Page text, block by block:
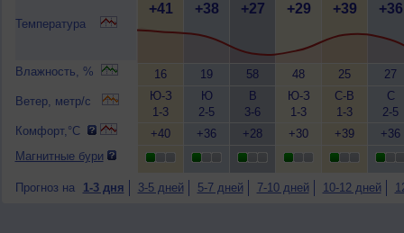
Температура
Влажность, %
Ветер, метр/с
Комфорт,°C
Магнитные бури
+41
16
Ю-З
1-3
+40
+38
19
Ю
2-5
+36
+27
58
В
3-6
+28
+29
48
Ю-З
1-3
+30
+39
25
С-В
1-3
+39
+36
27
С
2-5
+36
Прогноз на 1-3 дня 3-5 дней 5-7 дней 7-10 дней 10-12 дней